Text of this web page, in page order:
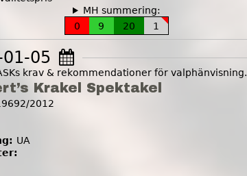
MH summering:
0
9 20 1
05
krav & rekommendationer för valphänvisning.
Krakel Spektakel
2012
UA